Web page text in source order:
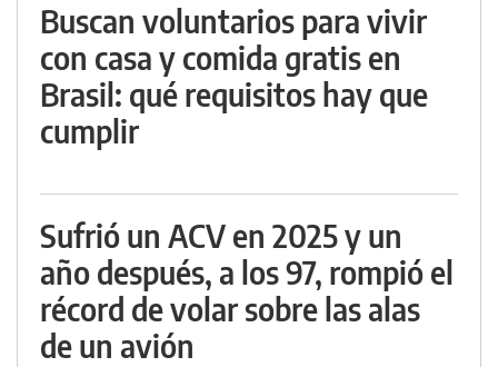
Buscan voluntarios para vivir
con casa y comida gratis en
Brasil: qué requisitos hay que
cumplir
Sufrió un ACV en 2025 y un
año después, a los 97, rompió el
récord de volar sobre las alas
de un avión